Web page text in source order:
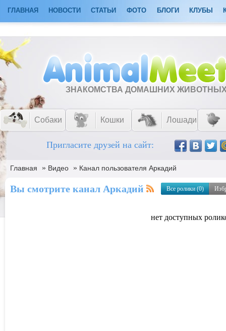
ГЛАВНАЯ НОВОСТИ СТАТЬИ ФОТО БЛОГИ КЛУБЫ
ЗНАКОМСТВА ДОМАШНИХ
Собаки Кошки Лошади
Пригласите друзей на сайт:
Главная » Видео » Канал пользователя Аркадий
Вы смотрите канал Аркадий Все ролики (0)
нет доступных